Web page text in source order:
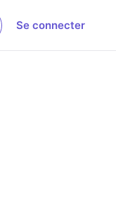
Se connecter